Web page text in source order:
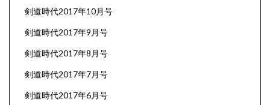
剣道時代2017年10月号
剣道時代2017年9月号
剣道時代2017年8月号
剣道時代2017年7月号
剣道時代2017年6月号